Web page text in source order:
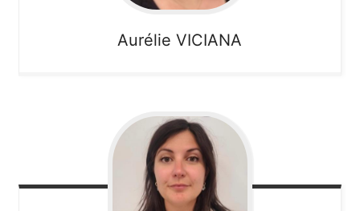
Aurélie VICIANA